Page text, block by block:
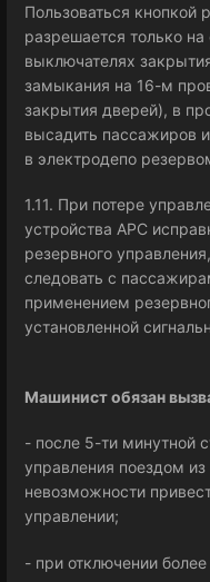
Пользоваться кнопкой
разрешается только
выключателях
замыкания на 16-м
закрытия дверей), в
высадить пассажиров
в электродепо
1.11. При потере
устройства АРС
резервного
следовать с
применением
установленной
Машинист обязан
- после 5-ти минутной
управления поездом
невозможности
управлении;
- при отключении